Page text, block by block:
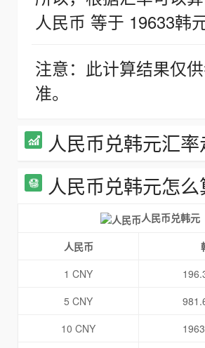
人民币 等于 19633韩
注意：此计算结果仅
准。
人民币兑韩元汇率
人民币兑韩元怎么
人民币兑韩元
人民币
1 CNY
5 CNY
10 CNY